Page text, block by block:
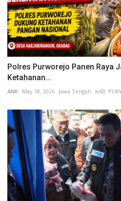
Polres Purworejo Panen Raya
Ketahanan...
ANK May 18, 2026 Jawa Tengah KAB.